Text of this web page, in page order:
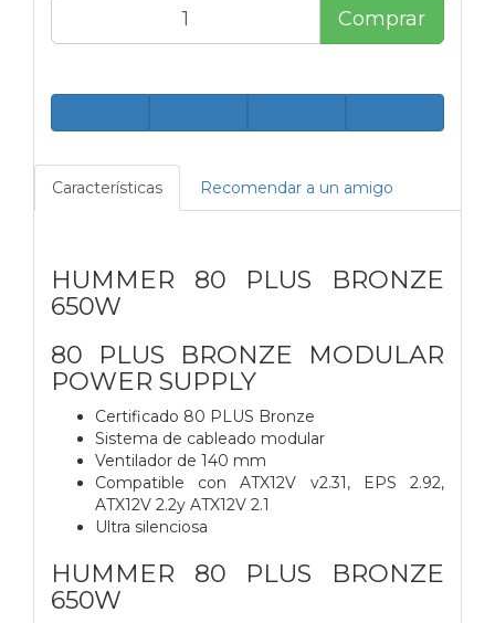
Comprar
Características Recomendar a un amigo
HUMMER 80 PLUS BRONZE
650W
80 PLUS BRONZE MODULAR
POWER SUPPLY
Certificado 80 PLUS Bronze
Sistema de cableado modular
Ventilador de 140 mm
Compatible con ATX12V v2.31, EPS 2.92,
ATX12V 2.2y ATX12V 2.1
Ultra silenciosa
HUMMER 80 PLUS BRONZE
650W